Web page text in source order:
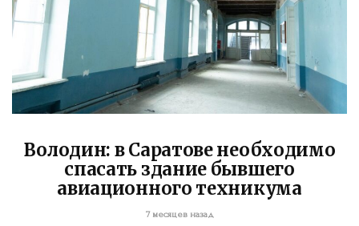
Володин: в Саратове необходимо
спасать здание бывшего
авиационного техникума
7 месяцев назад